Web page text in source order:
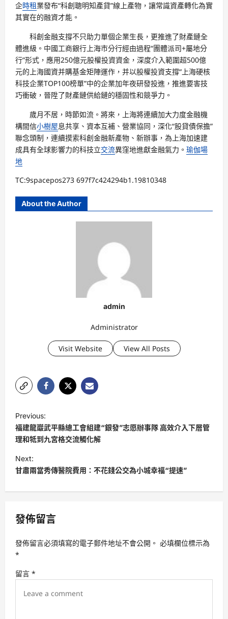
企時租業發布“科創聰明知產貸”線上產物，讓常識資產轉化為實
其實在的融資才能。
科創金融支撐不只助力單個企業生長，更推進了財產鏈全
體進級。中國工商銀行上海市分行經由過程“團體派司+屬地分
行”形式，應用250億元股權投資資金，深度介入範圍超500億
元的上海國資并購基金矩陣運作，并以股權投資支撐“上海硬核
科技企業TOP100榜單”中的企業加年夜研發投進，推進要害技
巧衝破，晉陞了財產鏈供給鏈的穩固性和競爭力。
歲月不居，時節如流。將來，上海將連續加大力度金融機
構間信小樹屋息共享、資本互補、營業協同，深化“股貸債保擔”
聯念頭制，連續摸索科創金融新產物、新辦事，為上海加速建
成具有全球影響力的科技立交流異窪地進獻金融氣力。 瑜伽場
地
TC:9spacepos273 697f7c424294b1.19810348
About the Author
admin
Administrator
Visit Website View All Posts
o
s
t
n
a
i
a
t
i
Previous:
福建龍巖武平縣總工會組建“銀發”志愿辦事隊 高效介入下層管
理和牴到九宮格交流觸化解
Next:
甘肅兩當秀傳醫院費用：不花錢公交為小城幸福“提速”
發佈留言
發佈留言必須填寫的電子郵件地址不會公開。 必填欄位標示為
*
留言 *